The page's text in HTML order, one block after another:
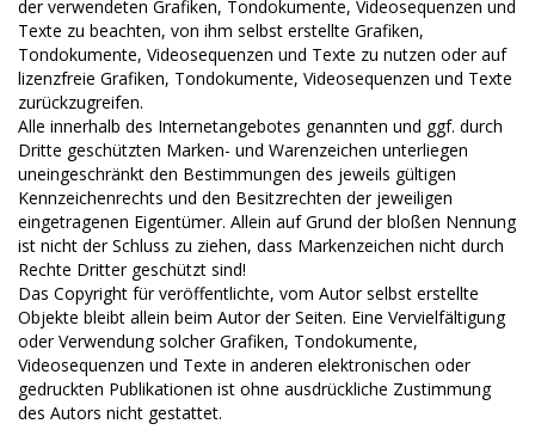
der verwendeten Grafiken, Tondokumente, Videosequenzen und
Texte zu beachten, von ihm selbst erstellte Grafiken,
Tondokumente, Videosequenzen und Texte zu nutzen oder auf
lizenzfreie Grafiken, Tondokumente, Videosequenzen und Texte
zurückzugreifen.
Alle innerhalb des Internetangebotes genannten und ggf. durch
Dritte geschützten Marken- und Warenzeichen unterliegen
uneingeschränkt den Bestimmungen des jeweils gültigen
Kennzeichenrechts und den Besitzrechten der jeweiligen
eingetragenen Eigentümer. Allein auf Grund der bloßen Nennung
ist nicht der Schluss zu ziehen, dass Markenzeichen nicht durch
Rechte Dritter geschützt sind!
Das Copyright für veröffentlichte, vom Autor selbst erstellte
Objekte bleibt allein beim Autor der Seiten. Eine Vervielfältigung
oder Verwendung solcher Grafiken, Tondokumente,
Videosequenzen und Texte in anderen elektronischen oder
gedruckten Publikationen ist ohne ausdrückliche Zustimmung
des Autors nicht gestattet.